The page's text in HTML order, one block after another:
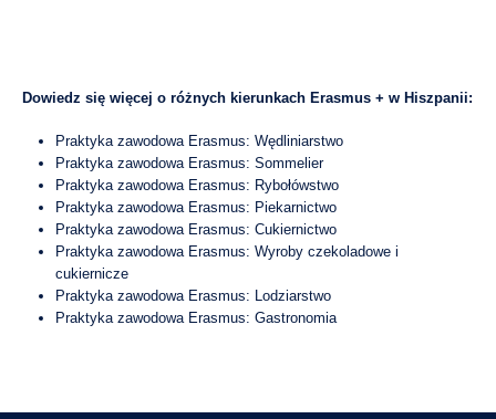
Dowiedz się więcej o różnych kierunkach Erasmus + w Hiszpanii:
Praktyka zawodowa Erasmus: Wędliniarstwo
Praktyka zawodowa Erasmus: Sommelier
Praktyka zawodowa Erasmus: Rybołówstwo
Praktyka zawodowa Erasmus: Piekarnictwo
Praktyka zawodowa Erasmus: Cukiernictwo
Praktyka zawodowa Erasmus: Wyroby czekoladowe i
cukiernicze
Praktyka zawodowa Erasmus: Lodziarstwo
Praktyka zawodowa Erasmus: Gastronomia